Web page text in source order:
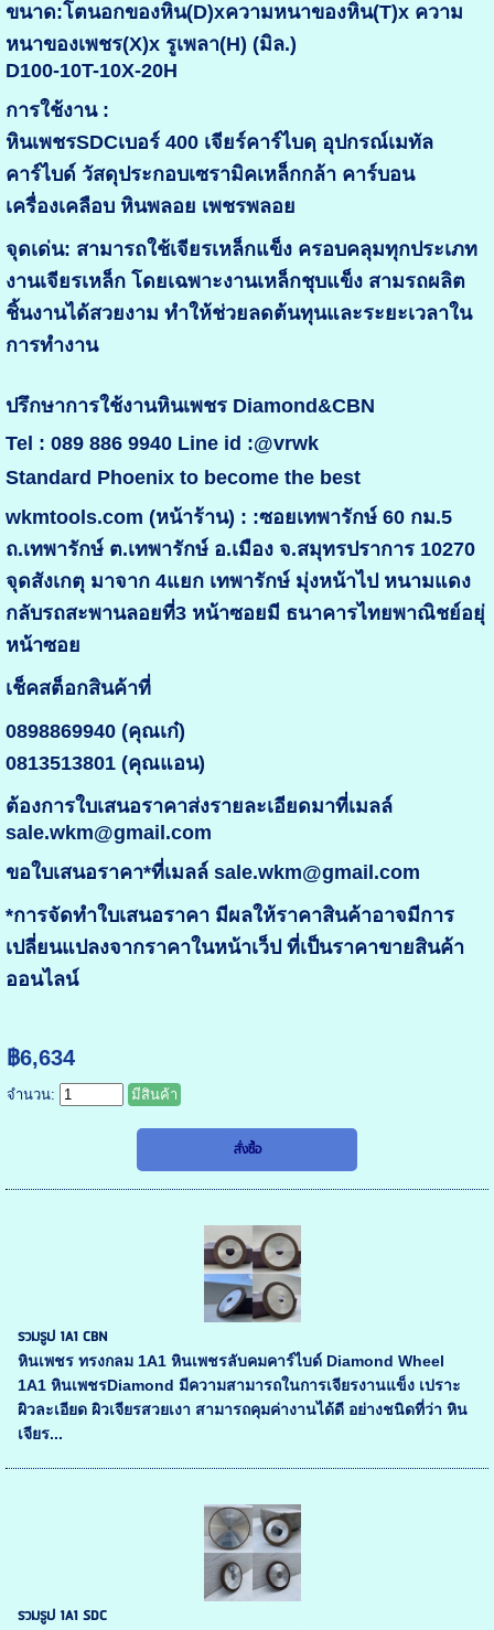
ขนาด:โตนอกของหิน(D)xความหนาของหิน(T)x ความ
หนาของเพชร(X)x รูเพลา(H) (มิล.)
D100-10T-10X-20H
การใช้งาน :
หินเพชรSDCเบอร์ 400 เจียร์คาร์ไบดฺ อุปกรณ์เมทัล
คาร์ไบด์ วัสดุประกอบเซรามิคเหล็กกล้า คาร์บอน
เครื่องเคลือบ หินพลอย เพชรพลอย
จุดเด่น: สามารถใช้เจียรเหล็กแข็ง ครอบคลุมทุกประเภท
งานเจียรเหล็ก โดยเฉพาะงานเหล็กชุบแข็ง สามรถผลิต
ชิ้นงานได้สวยงาม ทำให้ช่วยลดต้นทุนและระยะเวลาใน
การทำงาน
ปรึกษาการใช้งานหินเพชร Diamond&CBN
Tel : 089 886 9940 Line id :@vrwk
Standard Phoenix to become the best
wkmtools.com (หน้าร้าน) : :ซอยเทพารักษ์ 60 กม.5
ถ.เทพารักษ์ ต.เทพารักษ์ อ.เมือง จ.สมุทรปราการ 10270
จุดสังเกตุ มาจาก 4แยก เทพารักษ์ มุ่งหน้าไป หนามแดง
กลับรถสะพานลอยที่3 หน้าซอยมี ธนาคารไทยพาณิชย์อยุ่
หน้าซอย
เช็คสต็อกสินค้าที่
0898869940 (คุณเก๋)
0813513801 (คุณแอน)
ต้องการใบเสนอราคาส่งรายละเอียดมาที่เมลล์
sale.wkm@gmail.com
ขอใบเสนอราคา*ที่เมลล์ sale.wkm@gmail.com
*การจัดทำใบเสนอราคา มีผลให้ราคาสินค้าอาจมีการ
เปลี่ยนแปลงจากราคาในหน้าเว็ป ที่เป็นราคาขายสินค้า
ออนไลน์
฿6,634
จำนวน: มีสินค้า
รวมรูป 1A1 CBN
หินเพชร ทรงกลม 1A1 หินเพชรลับคมคาร์ไบด์ Diamond Wheel
1A1 หินเพชรDiamond มีความสามารถในการเจียรงานแข็ง เปราะ
ผิวละเอียด ผิวเจียรสวยเงา สามารถคุมค่างานได้ดี อย่างชนิดที่ว่า หิน
เจียร...
รวมรูป 1A1 SDC